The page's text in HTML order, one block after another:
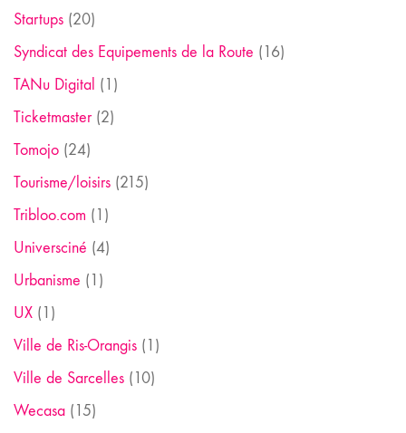
Startups (20)
Syndicat des Equipements de la Route (16)
TANu Digital (1)
Ticketmaster(2)
Tomojo (24)
Tourisme/loisirs (215)
Tribloo.com (1)
Universciné (4)
Urbanisme (1)
UX (1)
Ville de Ris-Orangis (1)
Ville de Sarcelles (10)
Wecasa (15)